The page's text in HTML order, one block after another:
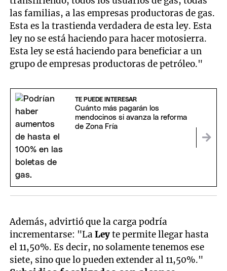
las familias, a las empresas productoras de gas.
Esta es la trastienda verdadera de esta ley. Esta
ley no se está haciendo para hacer motosierra.
Esta ley se está haciendo para beneficiar a un
grupo de empresas productoras de petróleo."
TE PUEDE INTERESAR
Cuánto más pagarán los
mendocinos si avanza la reforma
de Zona Fría
Además, advirtió que la carga podría
incrementarse: "LaLeyte permite llegar hasta
el 11,50%. Es decir, no solamente tenemos ese
siete, sino que lo pueden extender al 11,50%."